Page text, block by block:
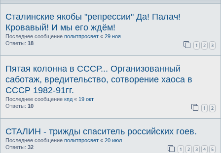
Сталинские якобы "репрессии" Да! Палач!
Кровавый! И мы его ждём!
Последнее сообщение политпросвет « 29 ноя
Ответы: 18 1 2 3
Пятая колонна в СССР... Организованный
саботаж, вредительство, сотворение хаоса в
СССР 1982-91гг.
Последнее сообщение кпд « 19 окт
Ответы: 10 1 2
СТАЛИН - трижды спаситель российских гоев.
Последнее сообщение политпросвет « 20 июл
Ответы: 32 1 2 3 4 5